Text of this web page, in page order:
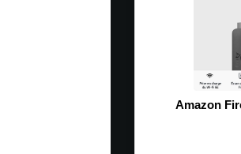
Amazon